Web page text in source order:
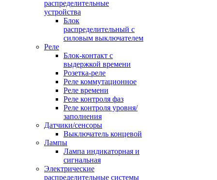
распределительные
устройства
Блок
распределительный с
силовым выключателем
Реле
Блок-контакт с
выдержкой времени
Розетка-реле
Реле коммутационное
Реле времени
Реле контроля фаз
Реле контроля уровня/
заполнения
Датчики/сенсоры
Выключатель концевой
Лампы
Лампа индикаторная и
сигнальная
Электрические
распределительные системы